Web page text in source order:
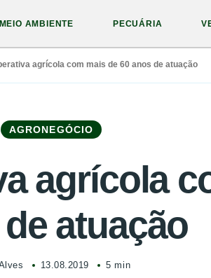
MEIO AMBIENTE PECUÁRIA
agrícola com mais de 60 anos de atuação
AGRONEGÓCIO
agrícola
atuação
13.08.2019 5 min